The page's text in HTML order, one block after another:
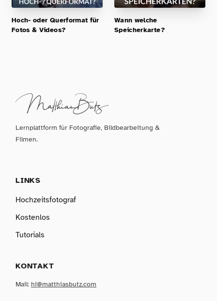
Hoch- oder Querformat für
Fotos & Videos?
Wann welche
Speicherkarte?
Lernplattform für Fotografie, Bildbearbeitung &
Filmen.
LINKS
Hochzeitsfotograf
Kostenlos
Tutorials
KONTAKT
Mail: hi@matthiasbutz.com